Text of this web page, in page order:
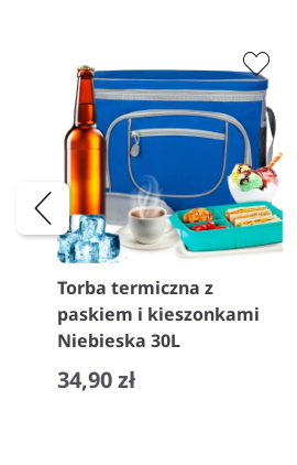
Torba termiczna z
paskiem i kieszonkami
Niebieska 30L
34,90 zł